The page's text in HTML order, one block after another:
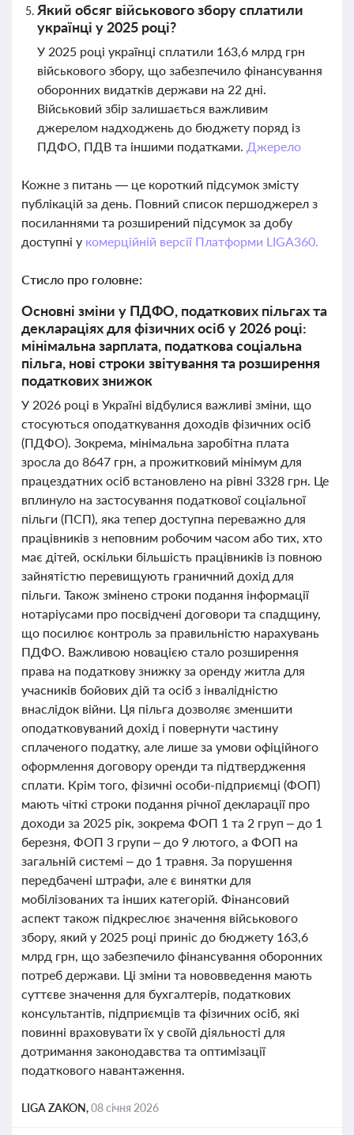
Який обсяг військового збору сплатили
українці у 2025 році?
У 2025 році українці сплатили 163,6 млрд грн
військового збору, що забезпечило фінансування
оборонних видатків держави на 22 дні.
Військовий збір залишається важливим
джерелом надходжень до бюджету поряд із
ПДФО, ПДВ та іншими податками. Джерело
Кожне з питань — це короткий підсумок змісту
публікацій за день. Повний список першоджерел з
посиланнями та розширений підсумок за добу
доступні у комерційній версії Платформи LIGA360.
Стисло про головне:
Основні зміни у ПДФО, податкових пільгах та
деклараціях для фізичних осіб у 2026 році:
мінімальна зарплата, податкова соціальна
пільга, нові строки звітування та розширення
податкових знижок
У 2026 році в Україні відбулися важливі зміни, що
стосуються оподаткування доходів фізичних осіб
(ПДФО). Зокрема, мінімальна заробітна плата
зросла до 8647 грн, а прожитковий мінімум для
працездатних осіб встановлено на рівні 3328 грн. Це
вплинуло на застосування податкової соціальної
пільги (ПСП), яка тепер доступна переважно для
працівників з неповним робочим часом або тих, хто
має дітей, оскільки більшість працівників із повною
зайнятістю перевищують граничний дохід для
пільги. Також змінено строки подання інформації
нотаріусами про посвідчені договори та спадщину,
що посилює контроль за правильністю нарахувань
ПДФО. Важливою новацією стало розширення
права на податкову знижку за оренду житла для
учасників бойових дій та осіб з інвалідністю
внаслідок війни. Ця пільга дозволяє зменшити
оподатковуваний дохід і повернути частину
сплаченого податку, але лише за умови офіційного
оформлення договору оренди та підтвердження
сплати. Крім того, фізичні особи-підприємці (ФОП)
мають чіткі строки подання річної декларації про
доходи за 2025 рік, зокрема ФОП 1 та 2 груп – до 1
березня, ФОП 3 групи – до 9 лютого, а ФОП на
загальній системі – до 1 травня. За порушення
передбачені штрафи, але є винятки для
мобілізованих та інших категорій. Фінансовий
аспект також підкреслює значення військового
збору, який у 2025 році приніс до бюджету 163,6
млрд грн, що забезпечило фінансування оборонних
потреб держави. Ці зміни та нововведення мають
суттєве значення для бухгалтерів, податкових
консультантів, підприємців та фізичних осіб, які
повинні враховувати їх у своїй діяльності для
дотримання законодавства та оптимізації
податкового навантаження.
LIGA ZAKON,08 січня 2026